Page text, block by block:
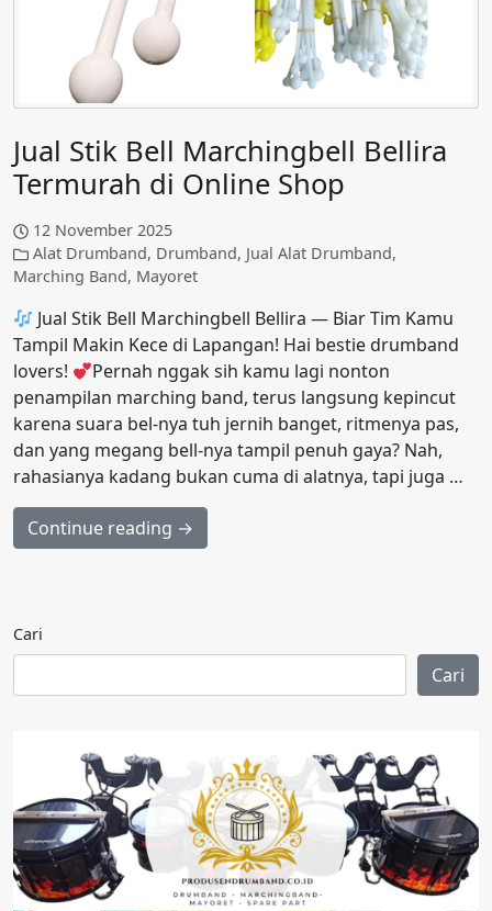
Jual Stik Bell Marchingbell Bellira
Termurah di Online Shop
12 November 2025
Alat Drumband, Drumband, Jual Alat Drumband,
Marching Band, Mayoret
Jual Stik Bell Marchingbell Bellira — Biar Tim Kamu
Tampil Makin Kece di Lapangan! Hai bestie drumband
lovers!
Pernah nggak sih kamu lagi nonton
penampilan marching band, terus langsung kepincut
karena suara bel-nya tuh jernih banget, ritmenya pas,
dan yang megang bell-nya tampil penuh gaya? Nah,
rahasianya kadang bukan cuma di alatnya, tapi juga …
Continue reading →
Cari
Cari